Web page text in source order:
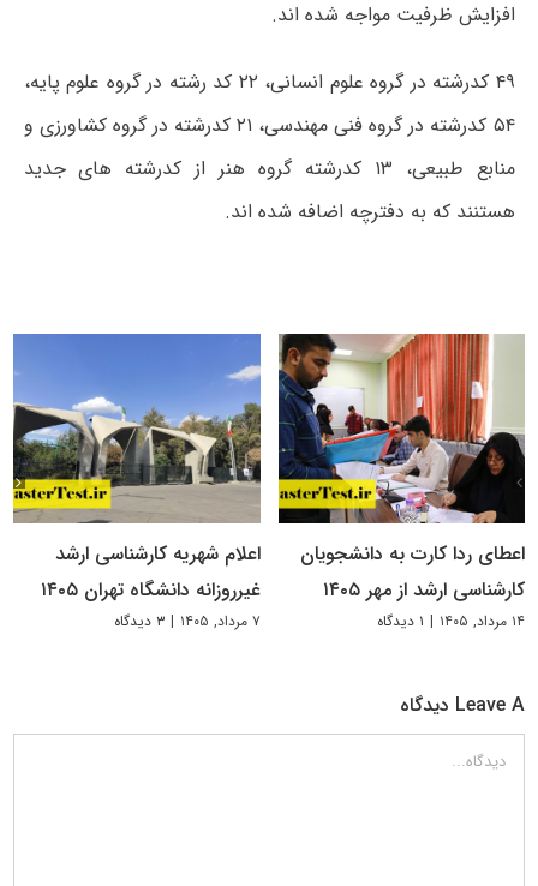
افزایش ظرفیت مواجه شده اند.
۴۹ کدرشته در گروه علوم انسانی، ۲۲ کد رشته در گروه علوم پایه،
۵۴ کدرشته در گروه فنی مهندسی، ۲۱ کدرشته در گروه کشاورزی و
منابع طبیعی، ۱۳ کدرشته گروه هنر از کدرشته های جدید
هستنند که به دفترچه اضافه شده اند.
اعطای ردا کارت به دانشجویان
کارشناسی ارشد از مهر ۱۴۰۵
۱۴ مرداد, ۱۴۰۵ | ۱ دیدگاه
اعلام شهریه کارشناسی ارشد
غیرروزانه دانشگاه تهران ۱۴۰۵
۷ مرداد, ۱۴۰۵ | ۳ دیدگاه
Leave A دیدگاه
دیدگاه